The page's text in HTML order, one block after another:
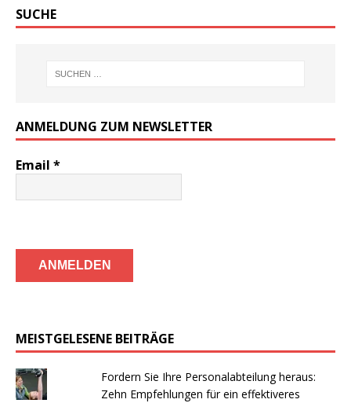
SUCHE
ANMELDUNG ZUM NEWSLETTER
Email *
MEISTGELESENE BEITRÄGE
Fordern Sie Ihre Personalabteilung heraus:
Zehn Empfehlungen für ein effektiveres